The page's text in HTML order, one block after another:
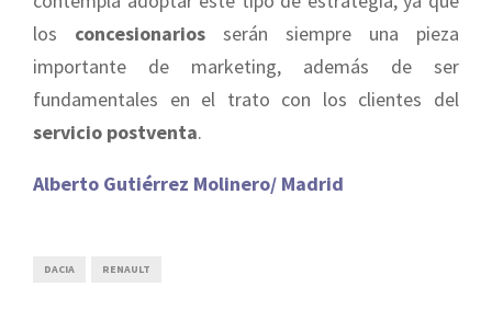
los concesionarios serán siempre una pieza
importante de marketing, además de ser
fundamentales en el trato con los clientes del
servicio postventa.
Alberto Gutiérrez Molinero/ Madrid
DACIA RENAULT